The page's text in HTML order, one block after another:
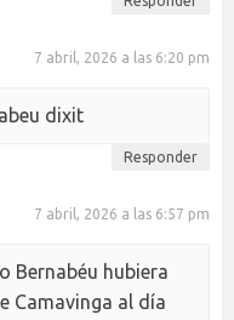
7 abril, 2026 a las 6:20 pm
dixit
Responder
7 abril, 2026 a las 6:57 pm
Bernabéu hubiera
Camavinga al día